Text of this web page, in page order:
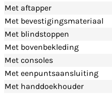
Met aftapper
Met bevestigingsmateriaal
Met blindstoppen
Met bovenbekleding
Met consoles
Met eenpuntsaansluiting
Met handdoekhouder